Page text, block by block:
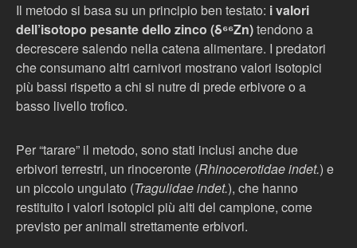
Il metodo si basa su un principio ben testato: i valori
dell’isotopo pesante dello zinco (δ⁶⁶Zn)tendono a
decrescere salendo nella catena alimentare. I predatori
che consumano altri carnivori mostrano valori isotopici
più bassi rispetto a chi si nutre di prede erbivore o a
basso livello trofico.
Per “tarare” il metodo, sono stati inclusi anche due
erbivori terrestri, un rinoceronte (Rhinocerotidae indet.) e
un piccolo ungulato (Tragulidae indet.), che hanno
restituito i valori isotopici più alti del campione, come
previsto per animali strettamente erbivori.